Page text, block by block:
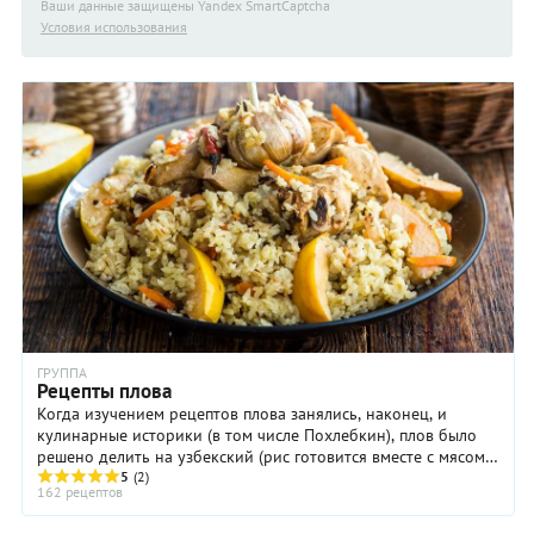
Ваши данные защищены Yandex SmartCaptcha
Условия использования
ГРУППА
Рецепты плова
Когда изучением рецептов плова занялись, наконец, и
кулинарные историки (в том числе Похлебкин), плов было
решено делить на узбекский (рис готовится вместе с мясом)
и азербайджанский (по отдельности). ...
5 (2)
162 рецептов